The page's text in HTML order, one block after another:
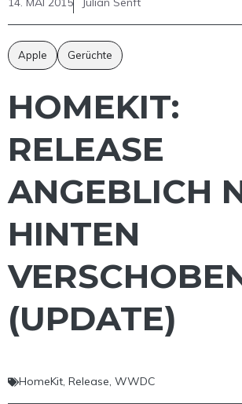
Apple Gerüchte
HOMEKIT:
RELEASE
ANGEBLICH
HINTEN
(UPDATE)
HomeKit, Release, WWDC